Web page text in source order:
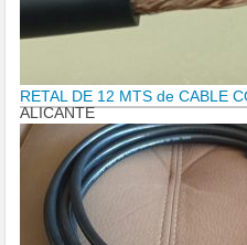
RETAL DE 12 MTS de CABLE
ALICANTE